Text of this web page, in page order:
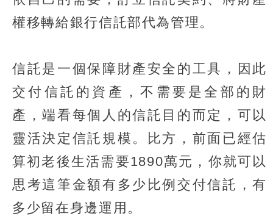
權移轉給銀行信託部代為管理。
信託是一個保障財產安全的工具，因此
交付信託的資產，不需要是全部的財
產，端看每個人的信託目的而定，可以
靈活決定信託規模。比方，前面已經估
算初老後生活需要1890萬元，你就可以
思考這筆金額有多少比例交付信託，有
多少留在身邊運用。